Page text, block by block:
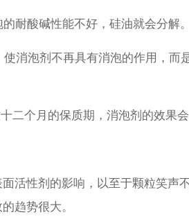
酸碱性能不好，硅油就会分解。
泡剂不再具有消泡的作用，而
个月的保质期，消泡剂的效果会
性剂的影响，以至于颗粒笑声
趋势很大。